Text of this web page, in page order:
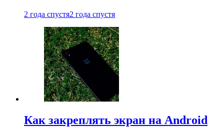
2 года спустя2 года спустя
Как закреплять экран на Android